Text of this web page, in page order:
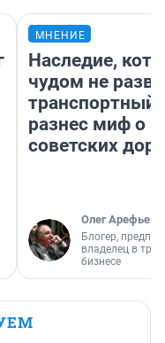
МНЕНИЕ
Наследие,
чудом не
транспортный
разнес миф о
советских
Олег Арефьев
Блогер,
владелец в
бизнесе